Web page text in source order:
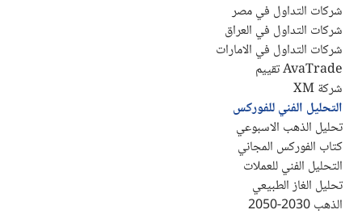
شركات التداول في مصر
شركات التداول في العراق
شركات التداول في الامارات
AvaTrade تقييم
شركة XM
التحليل الفني للفوركس
تحليل الذهب الاسبوعي
كتاب الفوركس المجاني
التحليل الفني للعملات
تحليل الغاز الطبيعي
الذهب 2030-2050